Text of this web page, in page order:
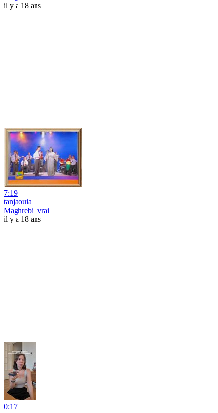
il y a 18 ans
7:19
tanjaouia
Maghrebi_vrai
il y a 18 ans
0:17